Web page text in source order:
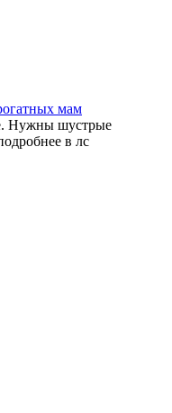
мам
Нужны шустрые
в лс